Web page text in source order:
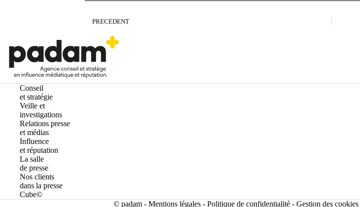
PRÉCÉDENT
Conseil
et stratégie
Veille et
investigations
Relations presse
et médias
Influence
et réputation
La salle
de presse
Nos clients
dans la presse
Cube©
© padam -Mentions légales -Politique de confidentialité -Gestion des cookies